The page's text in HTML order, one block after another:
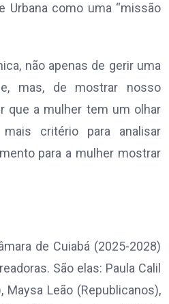
Urbana como uma “missão
não apenas de gerir uma
mas, de mostrar nosso
que a mulher tem um olhar
critério para analisar
para a mulher mostrar
de Cuiabá (2025-2028)
São elas: Paula Calil
Maysa Leão (Republicanos),